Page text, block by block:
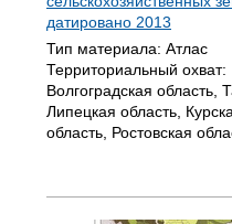
датировано 2013
Тип материала: Атлас
Территориальный охват:
Волгоградская область,
Липецкая область,
область, Ростовская